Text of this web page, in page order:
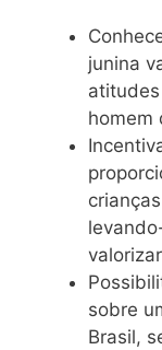
junina
homem
sobre
Brasil,